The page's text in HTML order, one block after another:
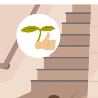
Videospeler